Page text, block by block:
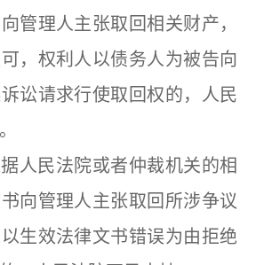
管理人主张取回相关财产，
，权利人以债务人为被告向
讼请求行使取回权的，人民
民法院或者仲裁机关的相
向管理人主张取回所涉争议
生效法律文书错误为由拒绝